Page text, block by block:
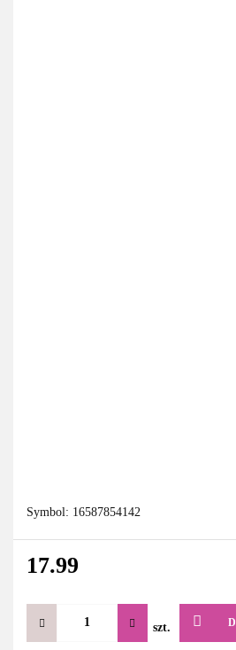
Symbol: 16587854142
17.99
szt.